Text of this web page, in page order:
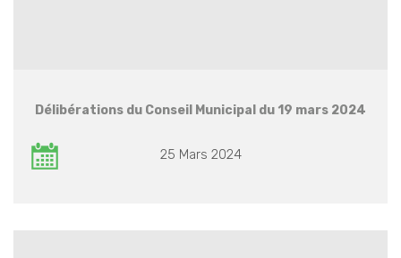
Délibérations du Conseil Municipal du 19 mars 2024
25 Mars 2024